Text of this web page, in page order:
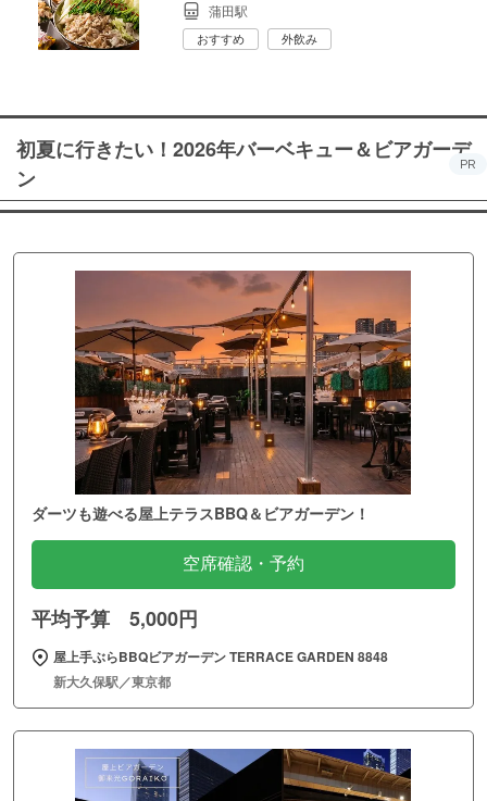
蒲田駅
おすすめ 外飲み
初夏に行きたい！2026年バーベキュー＆ビアガーデ
ン
PR
ダーツも遊べる屋上テラスBBQ＆ビアガーデン！
空席確認・予約
平均予算 5,000円
屋上手ぶらBBQビアガーデン TERRACE GARDEN 8848
新大久保駅／東京都